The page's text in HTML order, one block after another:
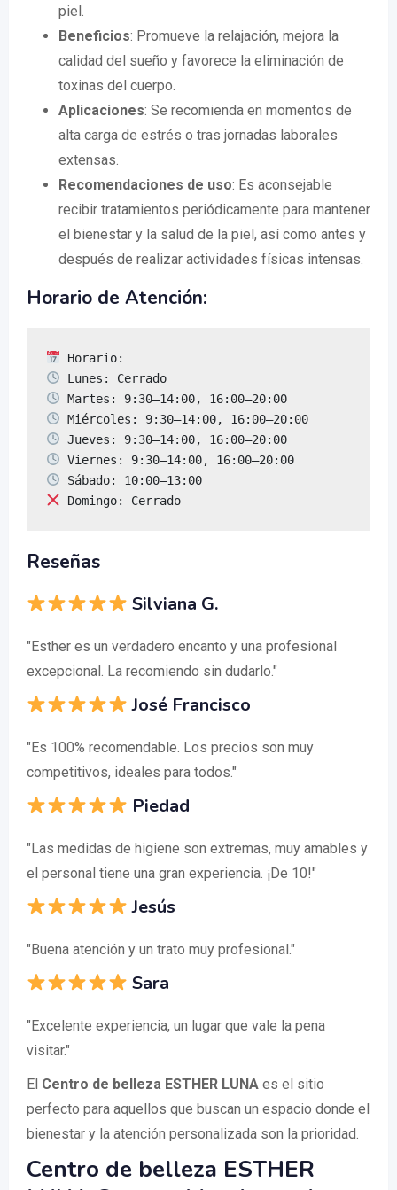
piel.
Beneficios: Promueve la relajación, mejora la
calidad del sueño y favorece la eliminación de
toxinas del cuerpo.
Aplicaciones: Se recomienda en momentos de
alta carga de estrés o tras jornadas laborales
extensas.
Recomendaciones de uso: Es aconsejable
recibir tratamientos periódicamente para mantener
el bienestar y la salud de la piel, así como antes y
después de realizar actividades físicas intensas.
Horario de Atención:
Domingo: Cerrado
Reseñas
Silviana G.
"Esther es un verdadero encanto y una profesional
excepcional. La recomiendo sin dudarlo."
José Francisco
"Es 100% recomendable. Los precios son muy
competitivos, ideales para todos."
Piedad
"Las medidas de higiene son extremas, muy amables y
el personal tiene una gran experiencia. ¡De 10!"
Jesús
"Buena atención y un trato muy profesional."
Sara
"Excelente experiencia, un lugar que vale la pena
visitar."
El Centro de belleza ESTHER LUNA es el sitio
perfecto para aquellos que buscan un espacio donde el
bienestar y la atención personalizada son la prioridad.
Centro de belleza ESTHER